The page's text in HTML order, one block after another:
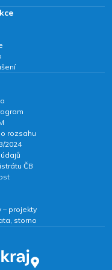
rozsahu
2024
ČB
– projekty
storno